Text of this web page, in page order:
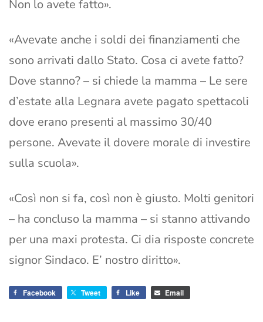
Non lo avete fatto».
«Avevate anche i soldi dei finanziamenti che
sono arrivati dallo Stato. Cosa ci avete fatto?
Dove stanno? – si chiede la mamma – Le sere
d’estate alla Legnara avete pagato spettacoli
dove erano presenti al massimo 30/40
persone. Avevate il dovere morale di investire
sulla scuola».
«Così non si fa, così non è giusto. Molti genitori
– ha concluso la mamma – si stanno attivando
per una maxi protesta. Ci dia risposte concrete
signor Sindaco. E’ nostro diritto».
Facebook Tweet Like Email